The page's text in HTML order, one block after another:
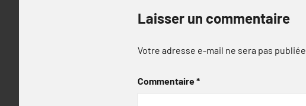
Laisser un commentaire
Votre adresse e-mail ne sera pas publiée.
Commentaire*